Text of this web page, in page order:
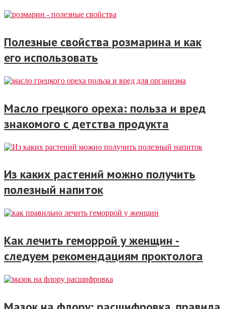
Полезные свойства розмарина и как
его использовать
Масло грецкого ореха: польза и вред
знакомого с детства продукта
Из каких растений можно получить
полезный напиток
Как лечить геморрой у женщин -
следуем рекомендациям проктолога